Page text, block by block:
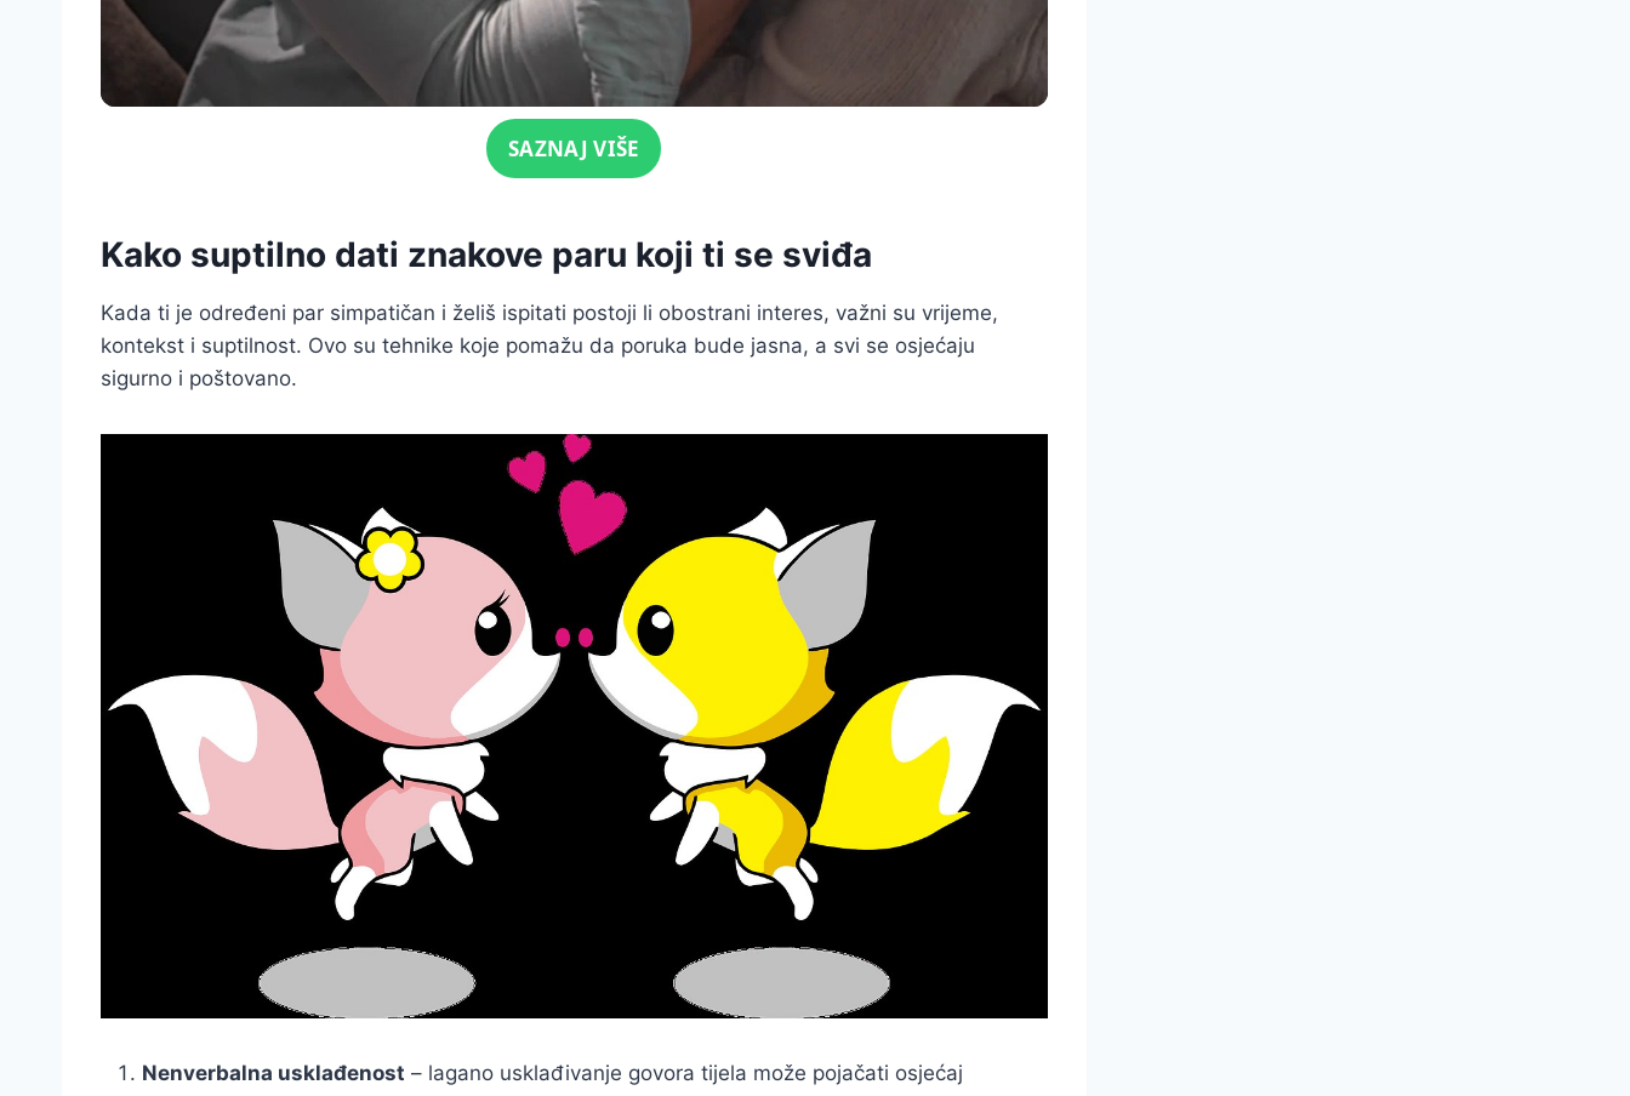
SAZNAJ VIŠE
Kako suptilno dati znakove paru koji ti se sviđa
Kada ti je određeni par simpatičan i želiš ispitati postoji li obostrani interes, važni su vrijeme,
kontekst i suptilnost. Ovo su tehnike koje pomažu da poruka bude jasna, a svi se osjećaju
sigurno i poštovano.
Nenverbalna usklađenost – lagano usklađivanje govora tijela može pojačati osjećaj